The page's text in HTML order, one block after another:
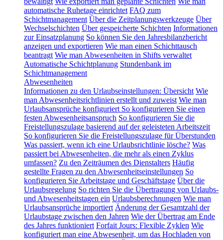
automatische Ruhetage einrichtet FAQ zum
Schichtmanagement Über die Zeitplanungswerkzeuge Über
Wechselschichten Über gespeicherte Schichten Informationen
zur Einsatzplanung So können Sie den Jahresbilanzbericht
anzeigen und exportieren Wie man einen Schichttausch
beantragt Wie man Abwesenheiten in Shifts verwaltet
Automatische Schichtplanung Stundenbank im
Schichtmanagement
Abwesenheiten
Informationen zu den Urlaubseinstellungen: Übersicht Wie
man Abwesenheitsrichtlinien erstellt und zuweist Wie man
Urlaubsansprüche konfiguriert So konfigurieren Sie einen
festen Abwesenheitsanspruch So konfigurieren Sie die
Freistellungszulage basierend auf der geleisteten Arbeitszeit
So konfigurieren Sie die Freistellungszulage für Überstunden
Was passiert, wenn ich eine Urlaubsrichtlinie lösche? Was
passiert bei Abwesenheiten, die mehr als einen Zyklus
umfassen? Zu den Zeiträumen des Dienstalters Häufig
gestellte Fragen zu den Abwesenheitseinstellungen So
konfigurieren Sie Arbeitstage und Geschäftstage Über die
Urlaubsregelung So richten Sie die Übertragung von Urlaubs-
und Abwesenheitstagen ein Urlaubsberechnungen Wie man
Urlaubsansprüche importiert Änderung der Gesamtzahl der
Urlaubstage zwischen den Jahren Wie der Übertrag am Ende
des Jahres funktioniert Forfait Jours: Flexible Zyklen Wie
konfiguriert man eine Abwesenheit, um das Hochladen von